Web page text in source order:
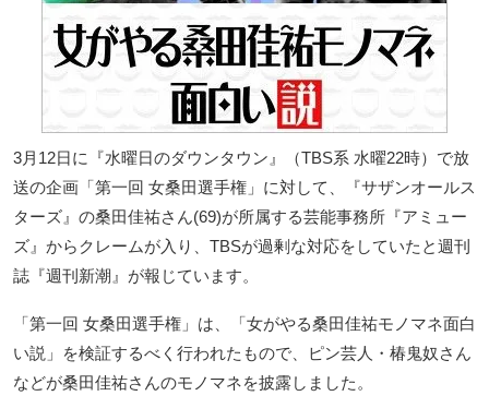
3月12日に『水曜日のダウンタウン』（TBS系 水曜22時）で放
送の企画「第一回 女桑田選手権」に対して、『サザンオールス
ターズ』の桑田佳祐さん(69)が所属する芸能事務所『アミュー
ズ』からクレームが入り、TBSが過剰な対応をしていたと週刊
誌『週刊新潮』が報じています。
「第一回 女桑田選手権」は、「女がやる桑田佳祐モノマネ面白
い説」を検証するべく行われたもので、ピン芸人・椿鬼奴さん
などが桑田佳祐さんのモノマネを披露しました。